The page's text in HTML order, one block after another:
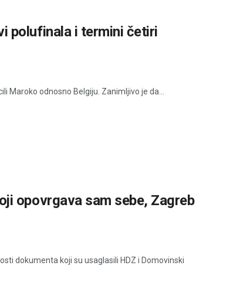
polufinala i termini četiri
Maroko odnosno Belgiju. Zanimljivo je da...
opovrgava sam sebe, Zagreb
dokumenta koji su usaglasili HDZ i Domovinski